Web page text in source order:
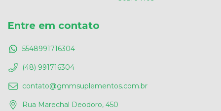
Entre em contato
5548991716304
(48) 991716304
contato@gmmsuplementos.com.br
Rua Marechal Deodoro, 450